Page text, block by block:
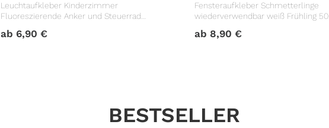
Leuchtaufkleber Kinderzimmer
Fluoreszierende Anker und Steuerrad,
ab 6,90€
Fensteraufkleber Schmetterlinge
wiederverwendbar weiß Frühling 50
Frühlingsdeko
ab 8,90€
BESTSELLER